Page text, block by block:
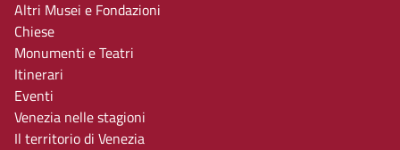
Altri Musei e Fondazioni
Chiese
Monumenti e Teatri
Itinerari
Eventi
Venezia nelle stagioni
Il territorio di Venezia